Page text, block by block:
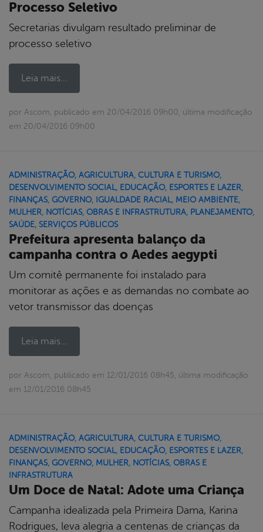
Processo Seletivo
Secretarias divulgam resultado preliminar de
processo seletivo
Leia mais...
por Ascom, publicado em 20/04/2016 09h00, última modificação
em 20/04/2016 09h00
ADMINISTRAÇÃO, AGRICULTURA, CULTURA E TURISMO,
DESENVOLVIMENTO SOCIAL, EDUCAÇÃO, ESPORTES E LAZER,
FINANÇAS, GOVERNO, IGUALDADE RACIAL, MEIO AMBIENTE,
MULHER, NOTÍCIAS, OBRAS E INFRASTRUTURA, PLANEJAMENTO,
SAÚDE, SERVIÇOS PÚBLICOS
Prefeitura apresenta balanço da
campanha contra o Aedes aegypti
Um comitê permanente foi instalado para
monitorar as ações e as demandas no combate ao
vetor transmissor das doenças
Leia mais...
por Ascom, publicado em 12/01/2016 08h45, última modificação
em 12/01/2016 08h45
ADMINISTRAÇÃO, AGRICULTURA, CULTURA E TURISMO,
DESENVOLVIMENTO SOCIAL, EDUCAÇÃO, ESPORTES E LAZER,
FINANÇAS, GOVERNO, MULHER, NOTÍCIAS, OBRAS E
INFRASTRUTURA
Um Doce de Natal: Adote uma Criança
Campanha idealizada pela Primeira Dama, Karina
Rodrigues, leva alegria a centenas de crianças da